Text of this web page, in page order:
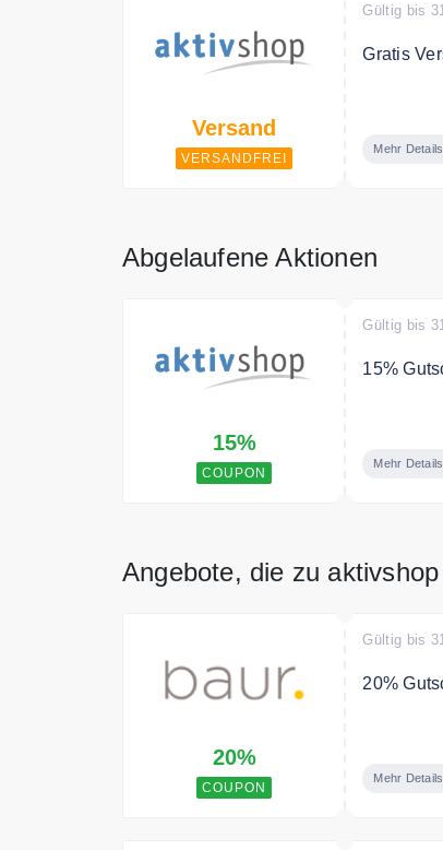
Versand
VERSANDFREI
Gültig bis
Gratis
Mehr Details
Abgelaufene Aktionen
15%
COUPON
Gültig bis
15%
Mehr Details
Angebote, die zu
20%
COUPON
Gültig bis
20%
Mehr Details